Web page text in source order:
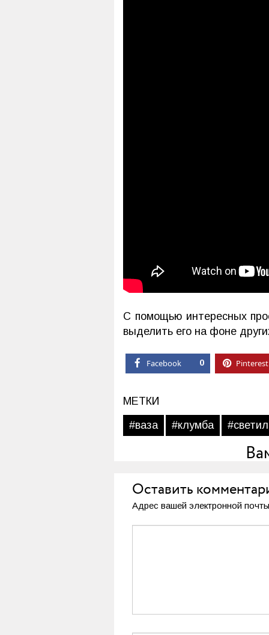
С помощью интересных
выделить его на фоне
Facebook 0 Pinterest
МЕТКИ
#ваза
#клумба
Оставить
Адрес вашей электронной